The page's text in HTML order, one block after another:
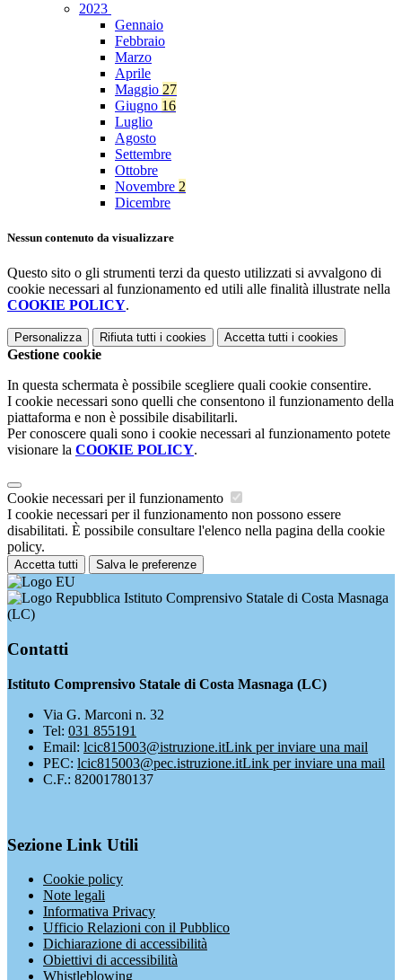
2023
Gennaio
Febbraio
Marzo
Aprile
Maggio 27
Giugno 16
Luglio
Agosto
Settembre
Ottobre
Novembre 2
Dicembre
Nessun contenuto da visualizzare
Questo sito o gli strumenti terzi da questo utilizzati si avvalgono di
cookie necessari al funzionamento ed utili alle finalità illustrate nella
COOKIE POLICY.
Personalizza Rifiuta tutti i cookies Accetta tutti i cookies
Gestione cookie
In questa schermata è possibile scegliere quali cookie consentire.
I cookie necessari sono quelli che consentono il funzionamento della
piattaforma e non è possibile disabilitarli.
Per conoscere quali sono i cookie necessari al funzionamento potete
visionare la COOKIE POLICY.
Cookie necessari per il funzionamento
I cookie necessari per il funzionamento non possono essere
disabilitati. È possibile consultare l'elenco nella pagina della cookie
policy.
Accetta tutti Salva le preferenze
Istituto Comprensivo Statale di Costa Masnaga
(LC)
Contatti
Istituto Comprensivo Statale di Costa Masnaga (LC)
Via G. Marconi n. 32
Tel: 031 855191
Email: lcic815003@istruzione.itLink per inviare una mail
PEC: lcic815003@pec.istruzione.itLink per inviare una mail
C.F.: 82001780137
Sezione Link Utili
Cookie policy
Note legali
Informativa Privacy
Ufficio Relazioni con il Pubblico
Dichiarazione di accessibilità
Obiettivi di accessibilità
Whistleblowing